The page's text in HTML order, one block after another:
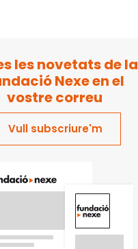
les novetats de la
Nexe en el
vostre correu
Vull subscriure'm